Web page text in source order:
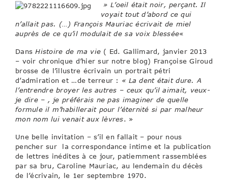
» L’oeil était noir, perçant. Il
voyait tout d’abord ce qui
n’allait pas. (…) François Mauriac écrivait de miel
auprès de ce qu’il modulait de sa voix blessée«
DansHistoire de ma vie ( Ed. Gallimard, janvier 2013
– voir chronique d’hier sur notre blog) Françoise Giroud
brosse de l’illustre écrivain un portrait pétri
d’admiration et …de terreur : « La dent était dure. A
l’entrendre broyer les autres – ceux qu’il aimait, veux-
je dire – , je préférais ne pas imaginer de quelle
formule il m’habillerait pour l’éternité si par malheur
mon nom lui venait aux lèvres. »
Une belle invitation – s’il en fallait – pour nous
pencher sur la correspondance intime et la publication
de lettres inédites à ce jour, patiemment rassemblées
par sa bru, Caroline Mauriac, au lendemain du décès
de l’écrivain, le 1er septembre 1970.